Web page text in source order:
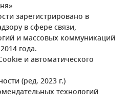
зарегистрировано в
в сфере связи,
и массовых коммуникаций
года.
и автоматического
(ред. 2023 г.)
технологий